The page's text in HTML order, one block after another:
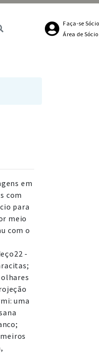
Faça-se Sócio
Área de Sócio
em
com
para
meio
com o
-
uma